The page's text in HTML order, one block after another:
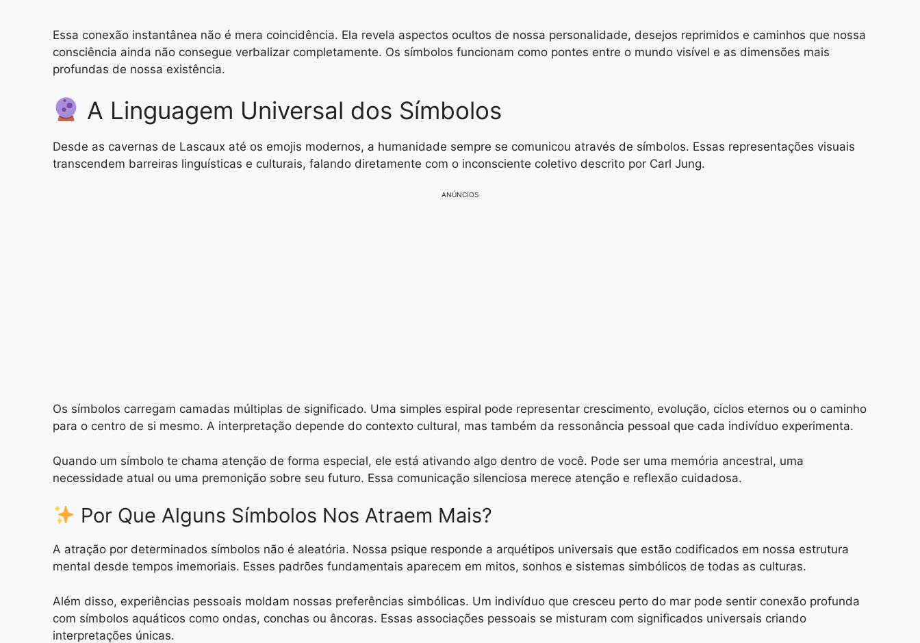
Essa conexão instantânea não é mera coincidência. Ela revela aspectos ocultos de nossa personalidade, desejos reprimidos e caminhos que nossa
consciência ainda não consegue verbalizar completamente. Os símbolos funcionam como pontes entre o mundo visível e as dimensões mais
profundas de nossa existência.
A Linguagem Universal dos Símbolos
Desde as cavernas de Lascaux até os emojis modernos, a humanidade sempre se comunicou através de símbolos. Essas representações visuais
transcendem barreiras linguísticas e culturais, falando diretamente com o inconsciente coletivo descrito por Carl Jung.
ANÚNCIOS
Os símbolos carregam camadas múltiplas de significado. Uma simples espiral pode representar crescimento, evolução, ciclos eternos ou o caminho
para o centro de si mesmo. A interpretação depende do contexto cultural, mas também da ressonância pessoal que cada indivíduo experimenta.
Quando um símbolo te chama atenção de forma especial, ele está ativando algo dentro de você. Pode ser uma memória ancestral, uma
necessidade atual ou uma premonição sobre seu futuro. Essa comunicação silenciosa merece atenção e reflexão cuidadosa.
Por Que Alguns Símbolos Nos Atraem Mais?
A atração por determinados símbolos não é aleatória. Nossa psique responde a arquétipos universais que estão codificados em nossa estrutura
mental desde tempos imemoriais. Esses padrões fundamentais aparecem em mitos, sonhos e sistemas simbólicos de todas as culturas.
Além disso, experiências pessoais moldam nossas preferências simbólicas. Um indivíduo que cresceu perto do mar pode sentir conexão profunda
com símbolos aquáticos como ondas, conchas ou âncoras. Essas associações pessoais se misturam com significados universais criando
interpretações únicas.